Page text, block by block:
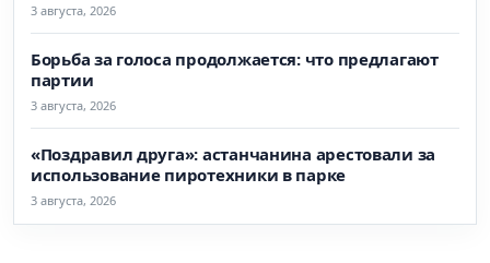
3 августа, 2026
Борьба за голоса продолжается: что предлагают
партии
3 августа, 2026
«Поздравил друга»: астанчанина арестовали за
использование пиротехники в парке
3 августа, 2026